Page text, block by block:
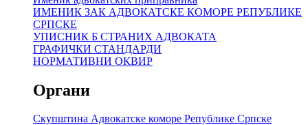
ИМЕНИК ЗАК АДВОКАТСКЕ КОМОРЕ РЕПУБЛИКЕ
СРПСКЕ
УПИСНИК Б СТРАНИХ АДВОКАТА
ГРАФИЧКИ СТАНДАРДИ
НОРМАТИВНИ ОКВИР
Органи
Скупштина Адвокатске коморе Републике Српске